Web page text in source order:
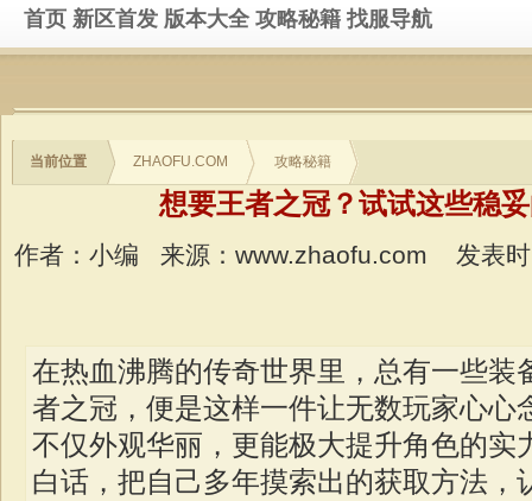
首页 新区首发 版本大全 攻略秘籍 找服导航
当前位置 ZHAOFU.COM 攻略秘籍
想要王者之冠？试试这些稳
作者：小编 来源：www.zhaofu.com 发表
在热血沸腾的传奇世界里，总有一些装
者之冠，便是这样一件让无数玩家心心
不仅外观华丽，更能极大提升角色的实
白话，把自己多年摸索出的获取方法，